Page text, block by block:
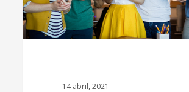
14 abril, 2021